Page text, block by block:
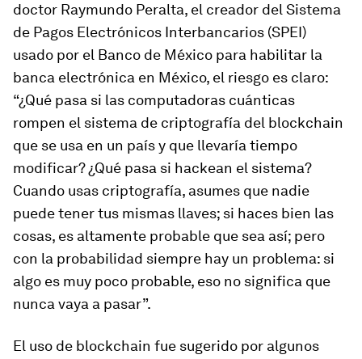
doctor Raymundo Peralta, el creador del Sistema
de Pagos Electrónicos Interbancarios (SPEI)
usado por el Banco de México para habilitar la
banca electrónica en México, el riesgo es claro:
“¿Qué pasa si las computadoras cuánticas
rompen el sistema de criptografía del blockchain
que se usa en un país y que llevaría tiempo
modificar? ¿Qué pasa si hackean el sistema?
Cuando usas criptografía, asumes que nadie
puede tener tus mismas llaves; si haces bien las
cosas, es altamente probable que sea así; pero
con la probabilidad siempre hay un problema: si
algo es muy poco probable, eso no significa que
nunca vaya a pasar”.
El uso de blockchain fue sugerido por algunos